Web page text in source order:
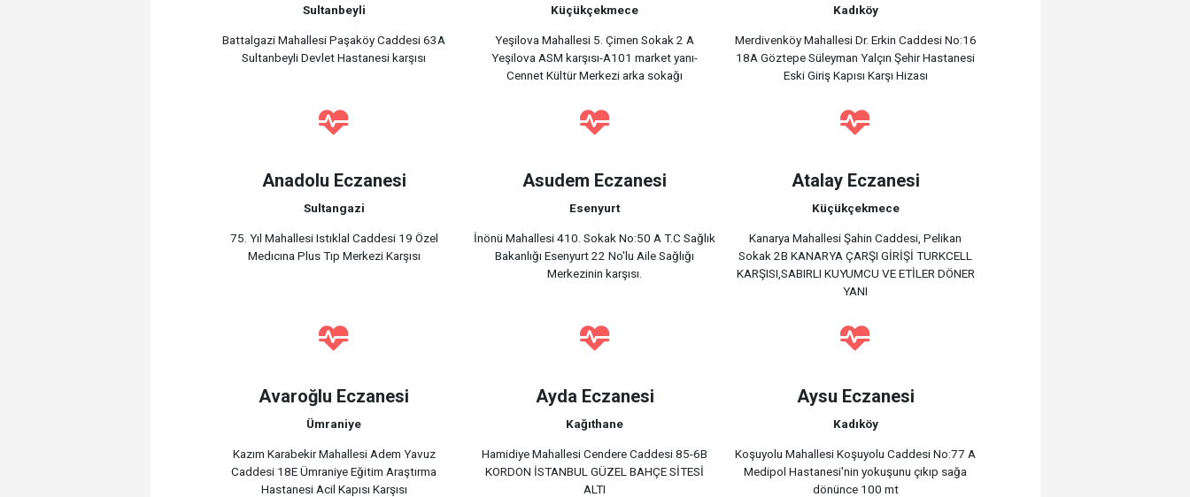
Sultanbeyli
Battalgazi Mahallesi Paşaköy Caddesi 63A
Sultanbeyli Devlet Hastanesi karşısı
Küçükçekmece
Yeşilova Mahallesi 5. Çimen Sokak 2 A
Yeşilova ASM karşısı-A101 market yanı-
Cennet Kültür Merkezi arka sokağı
Kadıköy
Merdivenköy Mahallesi Dr. Erkin Caddesi No:16
18A Göztepe Süleyman Yalçın Şehir Hastanesi
Eski Giriş Kapısı Karşı Hizası
Anadolu Eczanesi
Sultangazi
75. Yıl Mahallesi Istıklal Caddesi 19 Özel
Medıcına Plus Tıp Merkezi Karşısı
Asudem Eczanesi
Esenyurt
İnönü Mahallesi 410. Sokak No:50 A T.C Sağlık
Bakanlığı Esenyurt 22 No'lu Aile Sağlığı
Merkezinin karşısı.
Atalay Eczanesi
Küçükçekmece
Kanarya Mahallesi Şahin Caddesi, Pelikan
Sokak 2B KANARYA ÇARŞI GİRİŞİ TURKCELL
KARŞISI,SABIRLI KUYUMCU VE ETİLER DÖNER
YANI
Avaroğlu Eczanesi
Ümraniye
Kazım Karabekir Mahallesi Adem Yavuz
Caddesi 18E Ümraniye Eğitim Araştırma
Hastanesi Acil Kapısı Karşısı
Ayda Eczanesi
Kağıthane
Hamidiye Mahallesi Cendere Caddesi 85-6B
KORDON İSTANBUL GÜZEL BAHÇE SİTESİ
ALTI
Aysu Eczanesi
Kadıköy
Koşuyolu Mahallesi Koşuyolu Caddesi No:77 A
Medipol Hastanesi'nin yokuşunu çıkıp sağa
dönünce 100 mt